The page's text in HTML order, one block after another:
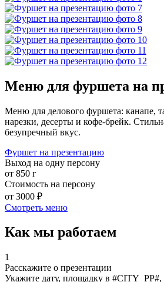
Меню для фуршета на
Меню для делового фуршета: канапе,
нарезки, десерты и кофе-брейк.
безупречный вкус.
Фуршет на презентацию
Выход на одну персону
от 850 г
Стоимость на персону
от 3000 ₽
Смотреть меню
Как мы работаем
1
Расскажите о презентации
Укажите дату, площадку в #CITY_PP#,